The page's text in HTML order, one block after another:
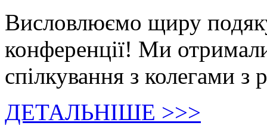
Висловлюємо щиру
конференції! Ми
спілкування з колегами з
ДЕТАЛЬНІШЕ >>>